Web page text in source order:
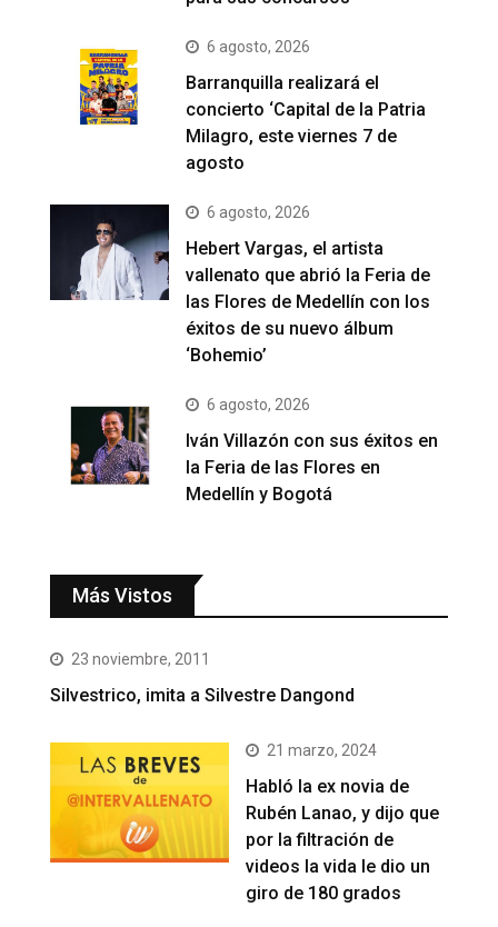
6 agosto, 2026
Barranquilla realizará el
concierto ‘Capital de la Patria
Milagro, este viernes 7 de
agosto
6 agosto, 2026
Hebert Vargas, el artista
vallenato que abrió la Feria de
las Flores de Medellín con los
éxitos de su nuevo álbum
‘Bohemio’
6 agosto, 2026
Iván Villazón con sus éxitos en
la Feria de las Flores en
Medellín y Bogotá
Más Vistos
23 noviembre, 2011
Silvestrico, imita a Silvestre Dangond
21 marzo, 2024
Habló la ex novia de
Rubén Lanao, y dijo que
por la filtración de
videos la vida le dio un
giro de 180 grados